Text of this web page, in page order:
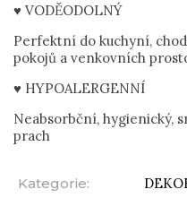
♥ VODĚODOLNÝ
Perfektní do kuchyní,
pokojů a venkovních
♥ HYPOALERGENNÍ
Neabsorbční, hygienický,
prach
Kategorie: